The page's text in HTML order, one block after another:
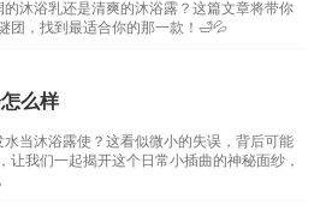
沐浴乳还是清爽的沐浴露？这篇文章将带你
团，找到最适合你的那一款！🛁💦
么样
当沐浴露使？这看似微小的失误，背后可能
让我们一起揭开这个日常小插曲的神秘面纱，